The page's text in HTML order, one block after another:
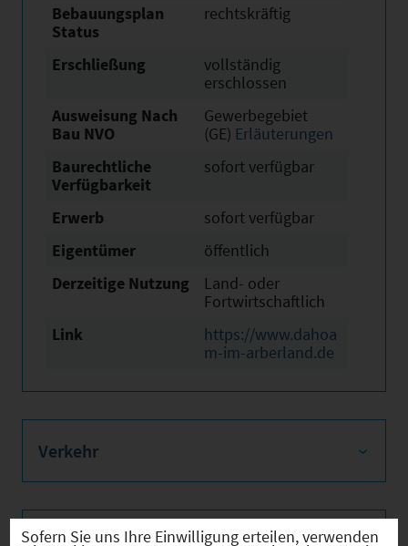
Bebauungsplan
Status
rechtskräftig
Erschließung
vollständig
erschlossen
Ausweisung Nach
Bau NVO
Gewerbegebiet
(GE) Erläuterungen
Baurechtliche
Verfügbarkeit
sofort verfügbar
Erwerb
sofort verfügbar
Eigentümer
öffentlich
Derzeitige Nutzung
Land- oder
Fortwirtschaftlich
Link
https://www.dahoa
m-im-arberland.de
Verkehr
Infrastruktur
Sofern Sie uns Ihre Einwilligung erteilen, verwenden